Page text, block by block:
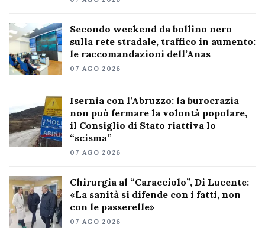
Secondo weekend da bollino nero
sulla rete stradale, traffico in aumento:
le raccomandazioni dell’Anas
07 AGO 2026
Isernia con l’Abruzzo: la burocrazia
non può fermare la volontà popolare,
il Consiglio di Stato riattiva lo
“scisma”
07 AGO 2026
Chirurgia al “Caracciolo”, Di Lucente:
«La sanità si difende con i fatti, non
con le passerelle»
07 AGO 2026